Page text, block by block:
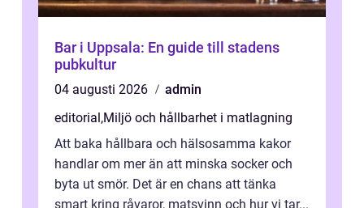
Bar i Uppsala: En guide till stadens
pubkultur
04 augusti 2026
admin
editorial,Miljö och hållbarhet i matlagning
Att baka hållbara och hälsosamma kakor
handlar om mer än att minska socker och
byta ut smör. Det är en chans att tänka
smart kring råvaror, matsvinn och hur vi tar...